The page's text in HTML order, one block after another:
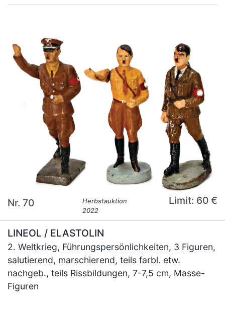
Nr. 70
Herbstauktion
2022
Limit: 60 €
LINEOL / ELASTOLIN
2. Weltkrieg, Führungspersönlichkeiten, 3 Figuren,
salutierend, marschierend, teils farbl. etw.
nachgeb., teils Rissbildungen, 7-7,5 cm, Masse-
Figuren